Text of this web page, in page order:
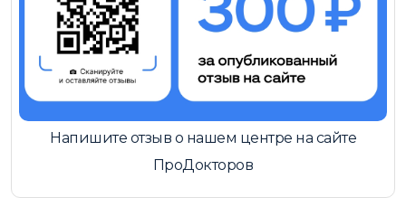
Напишите отзыв о нашем центре на сайте
ПроДокторов